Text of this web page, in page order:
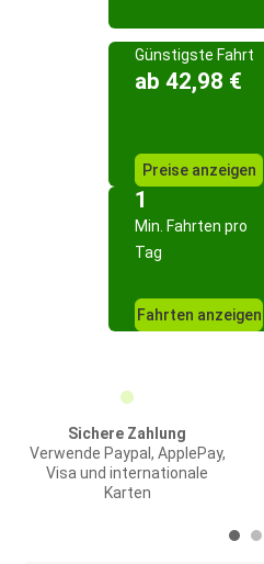
Günstigste Fahrt
ab 42,98 €
Preise anzeigen
1
Min. Fahrten pro
Tag
Fahrten anzeigen
Sichere Zahlung
Verwende Paypal, ApplePay,
Visa und internationale
Karten